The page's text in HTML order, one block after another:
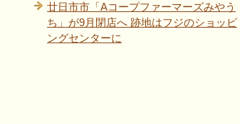
廿日市市「Aコープファーマーズみやう
ち」が9月閉店へ 跡地はフジのショッピ
ングセンターに